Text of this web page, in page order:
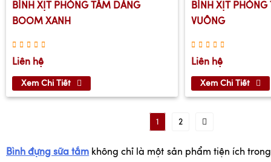
BÌNH XỊT PHÒNG TẮM DÁNG
BOOM XANH
Liên hệ
Xem Chi Tiết
BÌNH XỊT
VUÔNG
Liên hệ
Xem Chi Tiết
1 2
Bình đựng sữa tắm không chỉ là một sản phẩm tiện ích